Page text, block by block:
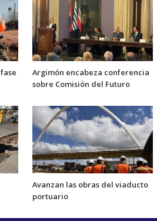
Argimón encabeza conferencia
sobre Comisión del Futuro
Avanzan las obras del viaducto
portuario